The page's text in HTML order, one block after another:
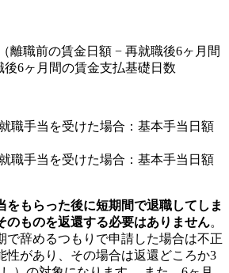
離職前の賃金日額 − 再就職後6ヶ月間
6ヶ月間の賃金支払基礎日数
職手当を受けた場合：基本手当日額
職手当を受けた場合：基本手当日額
をもらった後に短期間で退職してしま
のものを返還する必要はありません。
で辞めるつもりで申請した場合は不正
性があり、その場合は返還どころか3